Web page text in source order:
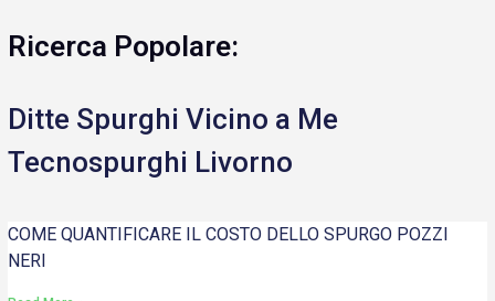
Ricerca Popolare:
Ditte Spurghi Vicino a Me
Tecnospurghi Livorno
COME QUANTIFICARE IL COSTO DELLO SPURGO POZZI
NERI